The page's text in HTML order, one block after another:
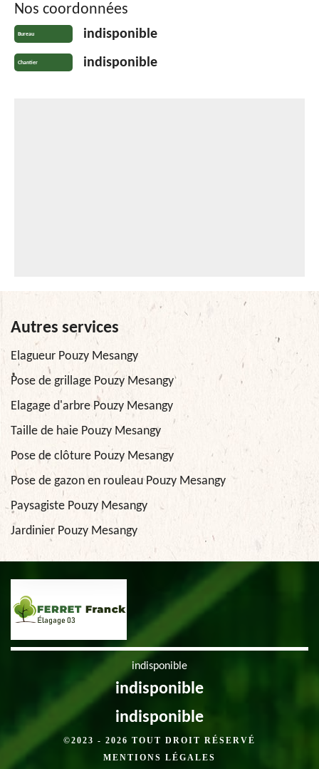
Nos coordonnées
Bureau indisponible
Chantier indisponible
Autres services
Elagueur Pouzy Mesangy
Pose de grillage Pouzy Mesangy
Elagage d'arbre Pouzy Mesangy
Taille de haie Pouzy Mesangy
Pose de clôture Pouzy Mesangy
Pose de gazon en rouleau Pouzy Mesangy
Paysagiste Pouzy Mesangy
Jardinier Pouzy Mesangy
indisponible
indisponible
indisponible
©2023 - 2026 TOUT DROIT RÉSERVÉ
MENTIONS LÉGALES